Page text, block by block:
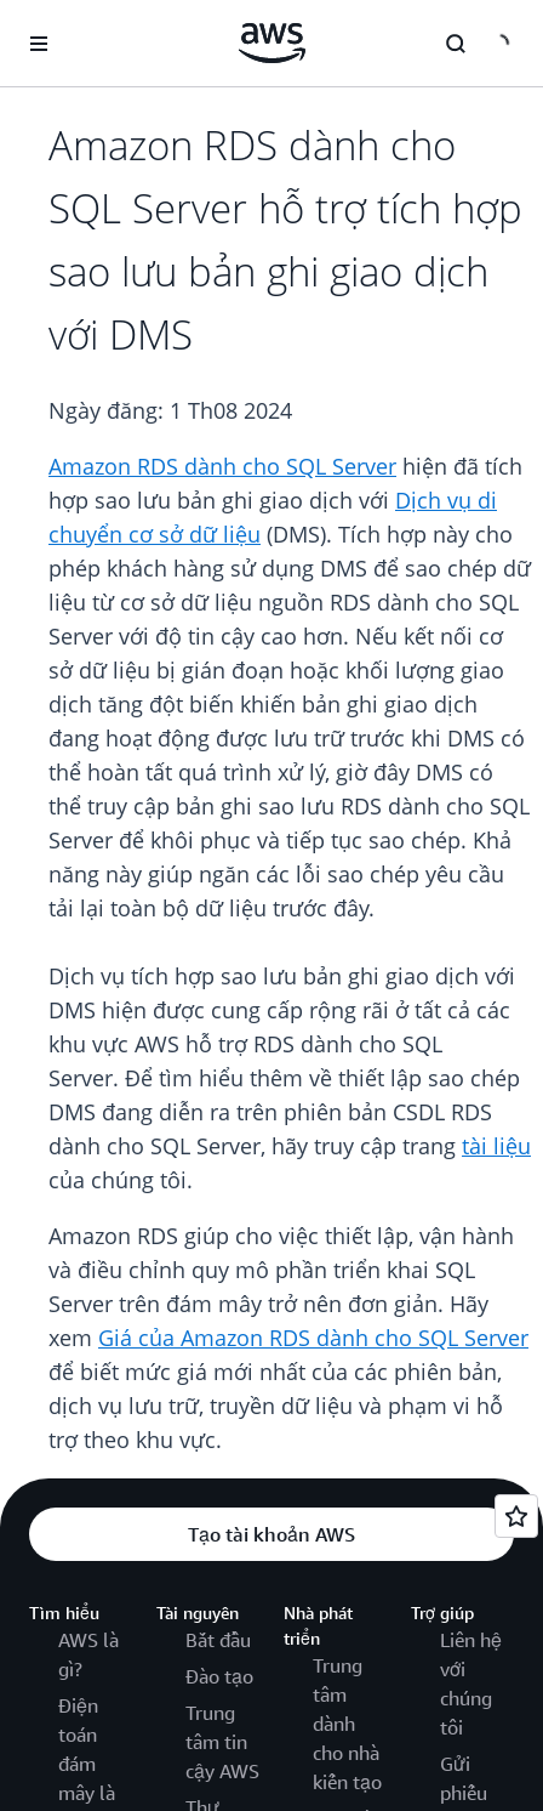
Amazon RDS dành cho
SQL Server hỗ trợ tích hợp
sao lưu bản ghi giao dịch
với DMS
Ngày đăng: 1 Th08 2024
Amazon RDS dành cho SQL Server hiện đã tích
hợp sao lưu bản ghi giao dịch với Dịch vụ di
chuyển cơ sở dữ liệu (DMS). Tích hợp này cho
phép khách hàng sử dụng DMS để sao chép dữ
liệu từ cơ sở dữ liệu nguồn RDS dành cho SQL
Server với độ tin cậy cao hơn. Nếu kết nối cơ
sở dữ liệu bị gián đoạn hoặc khối lượng giao
dịch tăng đột biến khiến bản ghi giao dịch
đang hoạt động được lưu trữ trước khi DMS có
thể hoàn tất quá trình xử lý, giờ đây DMS có
thể truy cập bản ghi sao lưu RDS dành cho SQL
Server để khôi phục và tiếp tục sao chép. Khả
năng này giúp ngăn các lỗi sao chép yêu cầu
tải lại toàn bộ dữ liệu trước đây.
Dịch vụ tích hợp sao lưu bản ghi giao dịch với
DMS hiện được cung cấp rộng rãi ở tất cả các
khu vực AWS hỗ trợ RDS dành cho SQL
Server. Để tìm hiểu thêm về thiết lập sao chép
DMS đang diễn ra trên phiên bản CSDL RDS
dành cho SQL Server, hãy truy cập trang tài liệu
của chúng tôi.
Amazon RDS giúp cho việc thiết lập, vận hành
và điều chỉnh quy mô phần triển khai SQL
Server trên đám mây trở nên đơn giản. Hãy
xem Giá của Amazon RDS dành cho SQL Server
để biết mức giá mới nhất của các phiên bản,
dịch vụ lưu trữ, truyền dữ liệu và phạm vi hỗ
trợ theo khu vực.
Tạo tài khoản AWS
Tìm hiểu
AWS là
gì?
Điện
toán
đám
mây là
Tài nguyên
Bắt đầu
Đào tạo
Trung
tâm tin
cậy AWS
Nhà phát
triển
Trung
tâm
dành
cho nhà
kiến tạo
Trợ giúp
Liên hệ
với
chúng
tôi
Gửi
phiếu